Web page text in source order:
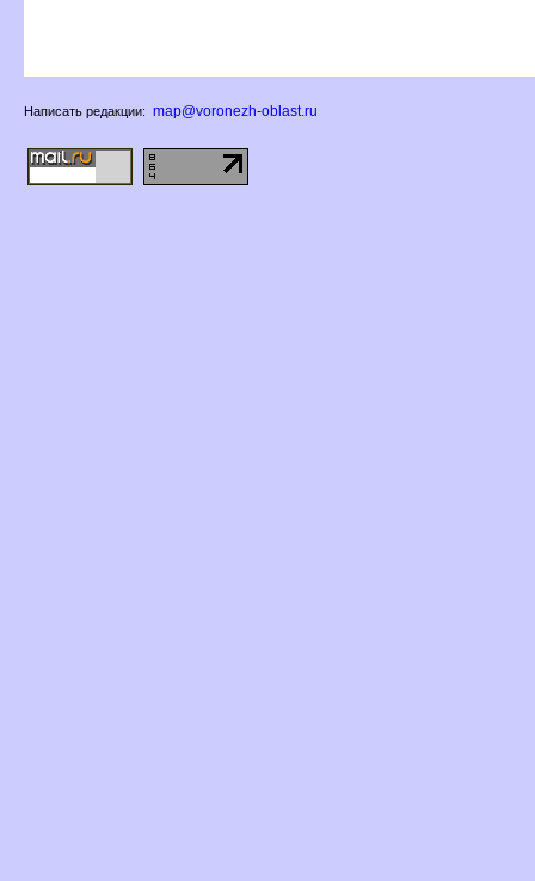
Написать редакции: map@voronezh-oblast.ru